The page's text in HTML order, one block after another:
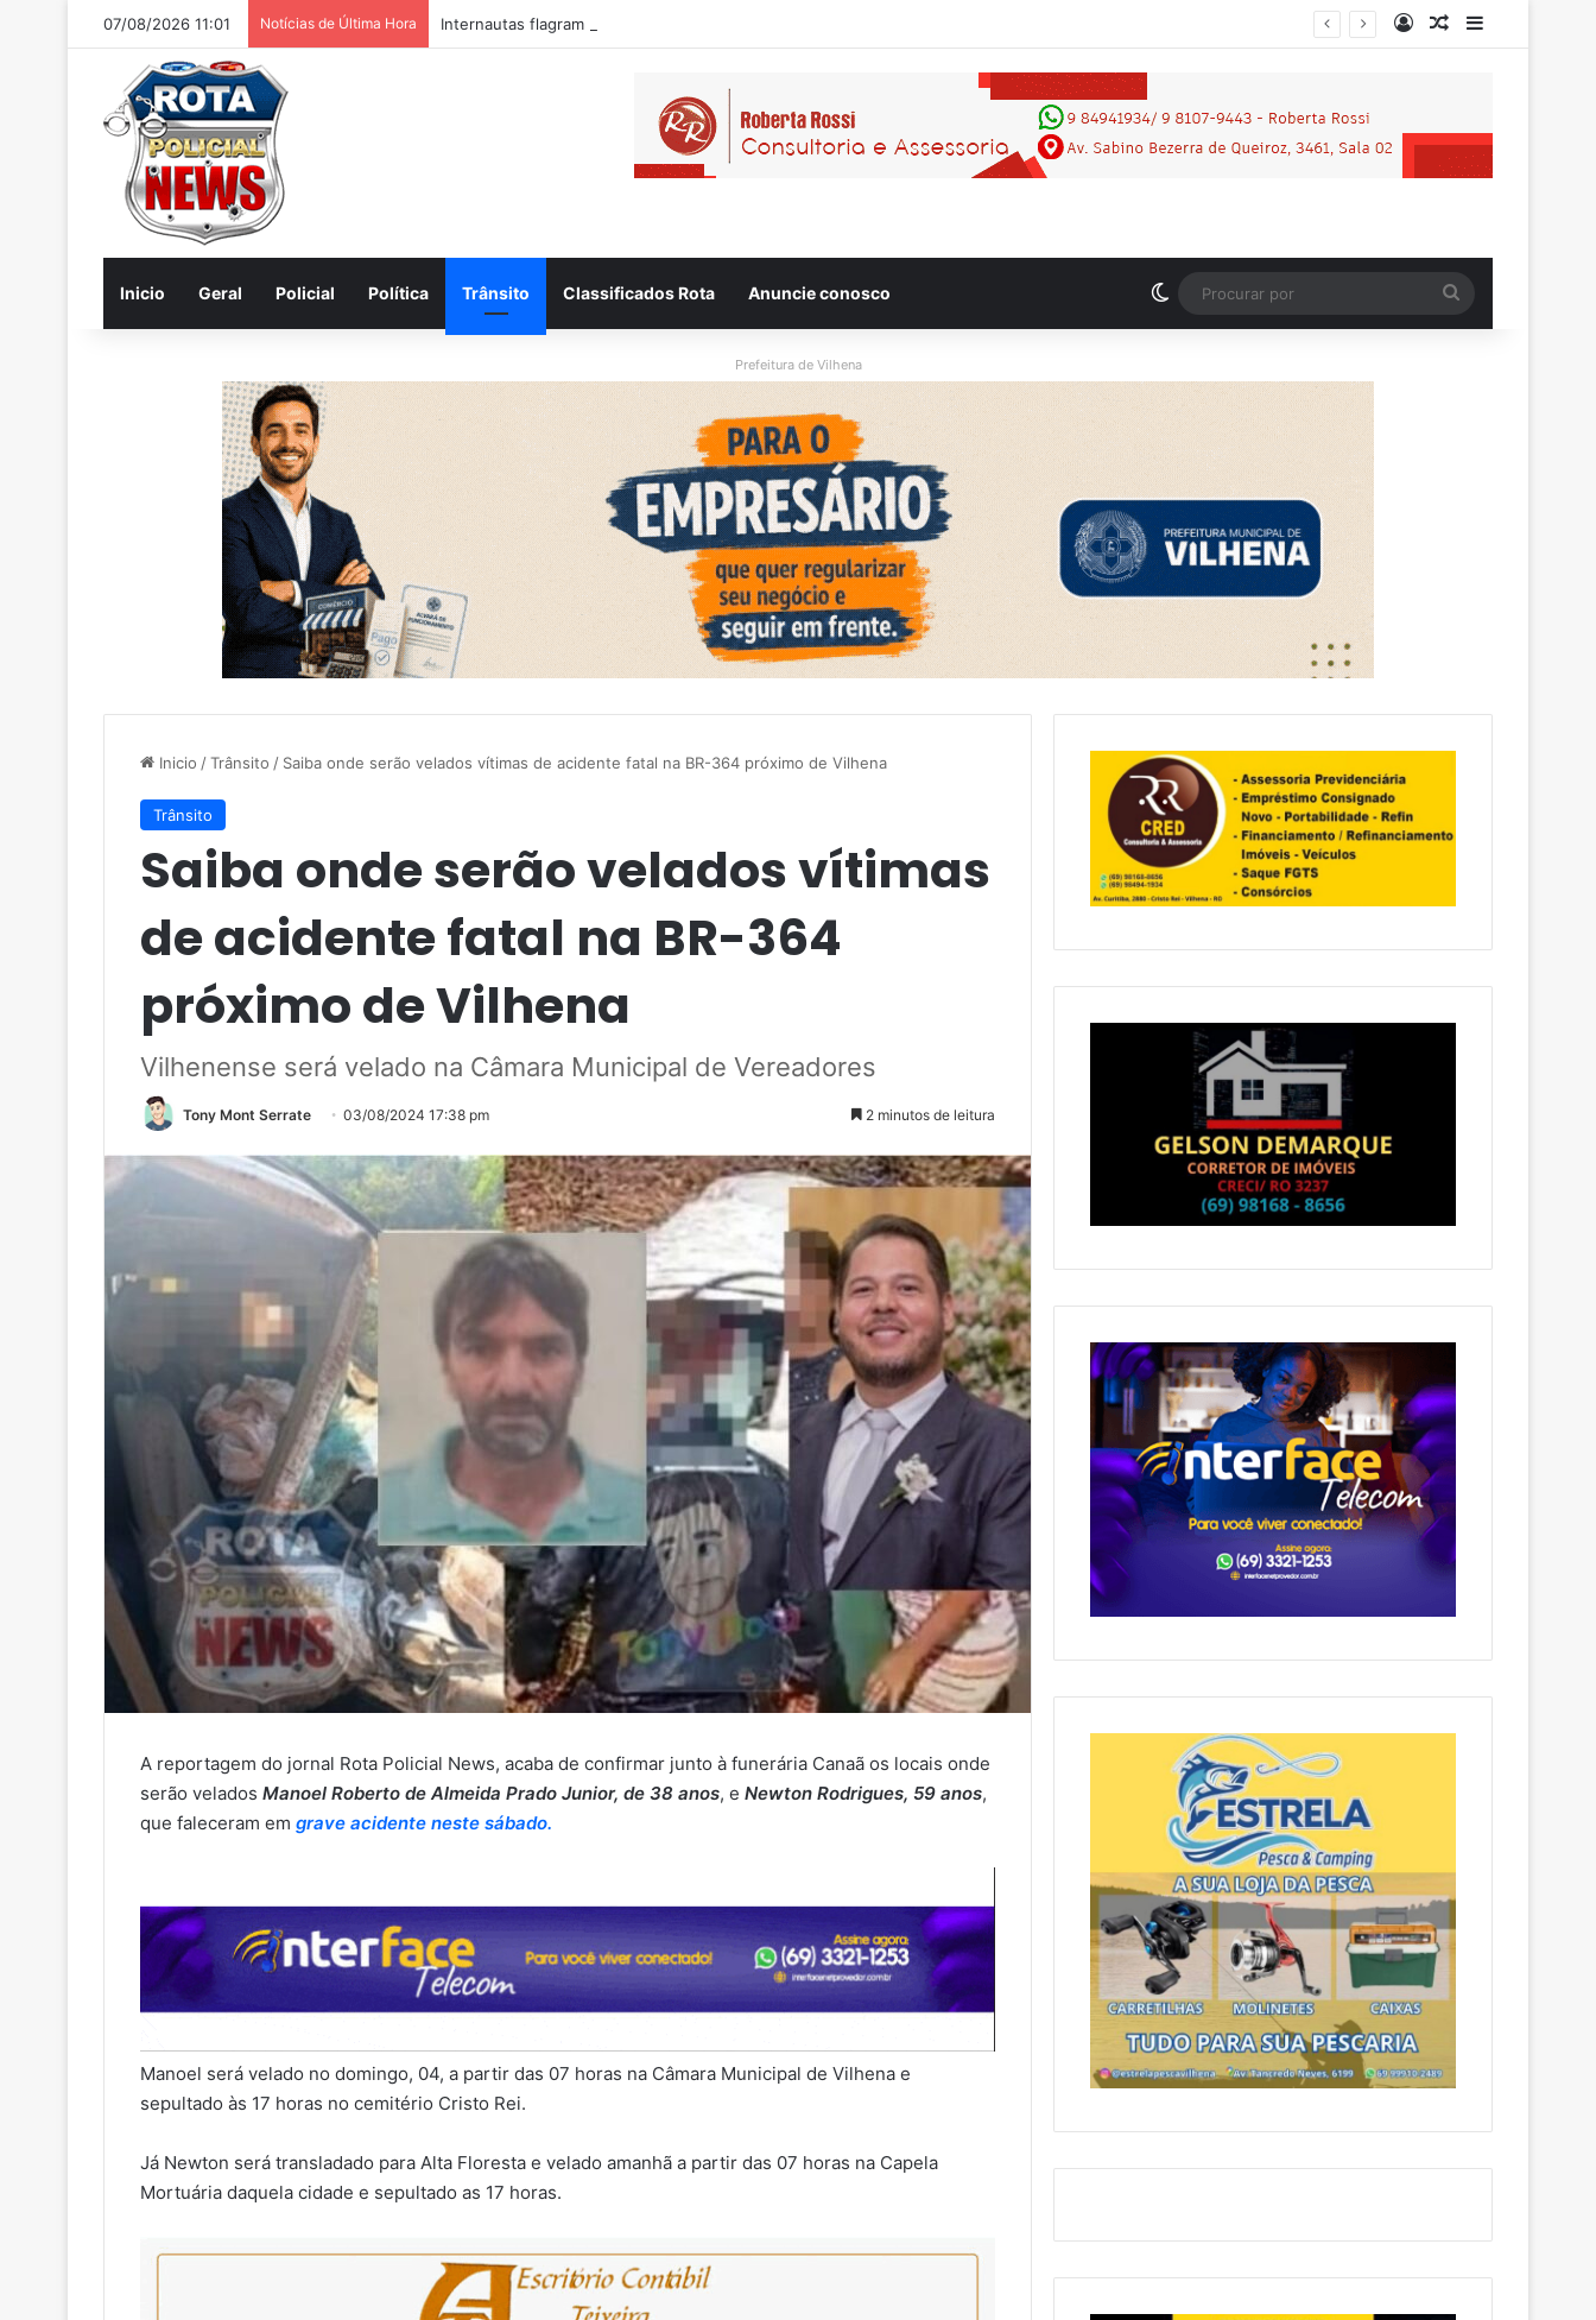
07/08/2026 11:01 Notícias de Última Hora Internautas flagram motociclista fugindo de viatura da PM em Vilhena/RO EntrarArtigo aleatório
Inicio Geral Policial Política Trânsito Classificados Rota Anuncie conosco Switch skin
por
Prefeitura de Vilhena
Inicio /Trânsito / Saiba onde serão velados vítimas de acidente fatal na BR-364 próximo de Vilhena
Trânsito
Saiba onde serão velados vítimas
de acidente fatal na BR-364
próximo de Vilhena
Vilhenense será velado na Câmara Municipal de Vereadores
Tony Mont Serrate 03/08/2024 17:38 pm 2 minutos de leitura
A reportagem do jornal Rota Policial News, acaba de confirmar junto à funerária Canaã os locais onde
serão velados Manoel Roberto de Almeida Prado Junior, de 38 anos, e Newton Rodrigues, 59 anos,
que faleceram em grave acidente neste sábado.
Manoel será velado no domingo, 04, a partir das 07 horas na Câmara Municipal de Vilhena e
sepultado às 17 horas no cemitério Cristo Rei.
Já Newton será transladado para Alta Floresta e velado amanhã a partir das 07 horas na Capela
Mortuária daquela cidade e sepultado as 17 horas.